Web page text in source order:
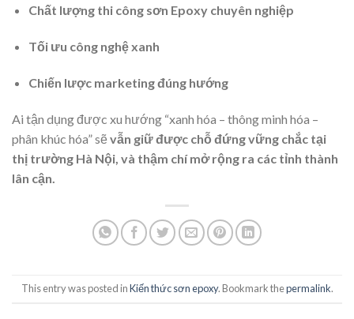
Chất lượng thi công sơn Epoxy chuyên nghiệp
Tối ưu công nghệ xanh
Chiến lược marketing đúng hướng
Ai tận dụng được xu hướng “xanh hóa – thông minh hóa –
phân khúc hóa” sẽ vẫn giữ được chỗ đứng vững chắc tại
thị trường Hà Nội, và thậm chí mở rộng ra các tỉnh thành
lân cận.
This entry was posted inKiến thức sơn epoxy. Bookmark thepermalink.